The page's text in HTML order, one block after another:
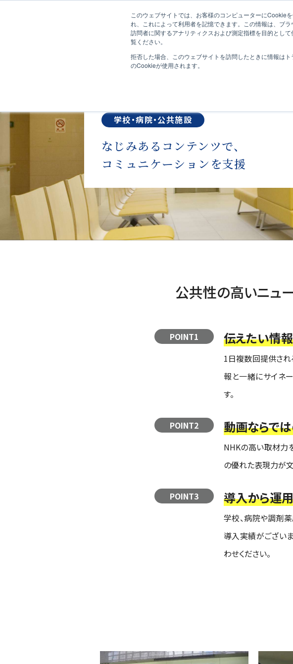
このウェブサイトでは、お客様のコンピューターにCookie
れ、これによって利用者を記憶できます。この情報は、ブ
訪問者に関するアナリティクスおよび測定指標を目的とし
覧ください。
拒否した場合、このウェブサイトを訪問したときに情報は
のCookieが使用されます。
学校・病院・公共施設
なじみあるコンテンツで、
コミュニケーションを支援
公共性の高いニュ
POINT1 伝えたい情
1日複数回提供され
報と一緒にサイネ
す。
POINT2 動画ならで
NHKの高い取材力
の優れた表現力が
POINT3 導入から運
学校、病院や調剤
導入実績がござい
わせください。